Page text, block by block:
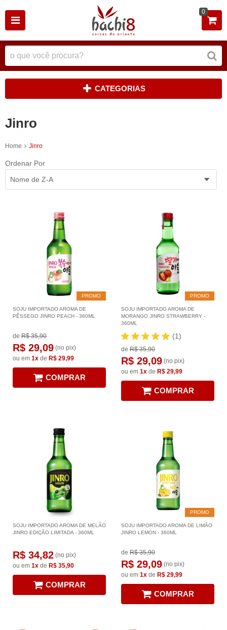
0
CATEGORIAS
Jinro
Home Jinro
Ordenar Por
Nome de Z-A
PROMO
SOJU IMPORTADO AROMA DE
PÊSSEGO JINRO PEACH - 360ML
de R$ 35,90
R$ 29,09 (no pix)
ou em 1x de R$ 29,99
COMPRAR
PROMO
SOJU IMPORTADO AROMA DE
MORANGO JINRO STRAWBERRY -
360ML
(1)
de R$ 35,90
R$ 29,09 (no pix)
ou em 1x de R$ 29,99
COMPRAR
SOJU IMPORTADO AROMA DE MELÃO
JINRO EDIÇÃO LIMITADA - 360ML
R$ 34,82 (no pix)
ou em 1x de R$ 35,90
COMPRAR
PROMO
SOJU IMPORTADO AROMA DE LIMÃO
JINRO LEMON - 360ML
de R$ 35,90
R$ 29,09 (no pix)
ou em 1x de R$ 29,99
COMPRAR